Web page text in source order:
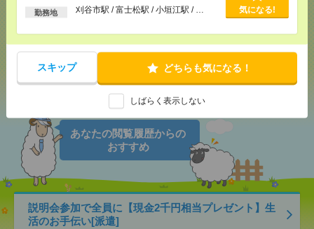
以上
勤務地 刈谷市駅 / 富士松駅 / 小垣江駅 / … 気になる!
スキップ どちらも気になる！
しばらく表示しない
メールで送る LINEで送る
あなたの閲覧履歴からの
おすすめ
説明会参加で全員に【現金2千円相当プレゼント】生
活のお手伝い[派遣]